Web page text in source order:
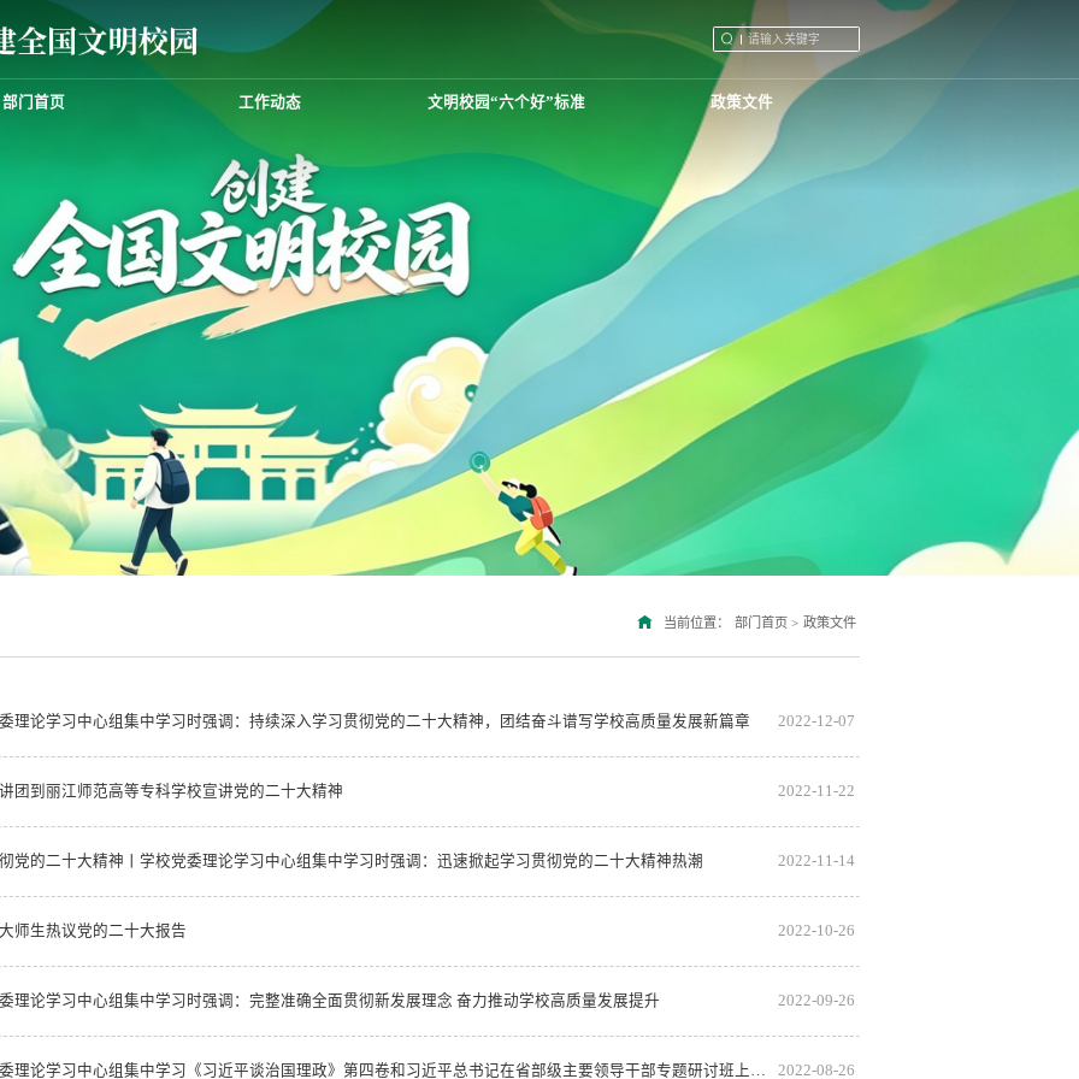
部门首页 工作动态 文明校园“六个好”标准 政策文件
当前位置： 部门首页 > 政策文件
理论学习中心组集中学习时强调：持续深入学习贯彻党的二十大精神，团结奋斗谱写学校高质量发展新篇章 2022-12-07
团到丽江师范高等专科学校宣讲党的二十大精神 2022-11-22
党的二十大精神丨学校党委理论学习中心组集中学习时强调：迅速掀起学习贯彻党的二十大精神热潮 2022-11-14
师生热议党的二十大报告 2022-10-26
理论学习中心组集中学习时强调：完整准确全面贯彻新发展理念 奋力推动学校高质量发展提升 2022-09-26
学校党委理论学习中心组集中学习《习近平谈治国理政》第四卷和习近平总书记在省部级主要领导干部专题研讨班上的重要讲话精神 2022-08-26